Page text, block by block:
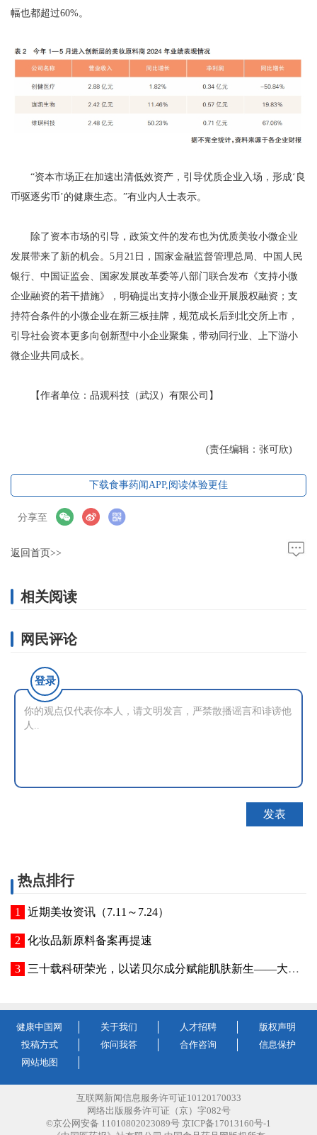
幅也都超过60%。
“资本市场正在加速出清低效资产，引导优质企业入场，形成‘良
币驱逐劣币’的健康生态。”有业内人士表示。
除了资本市场的引导，政策文件的发布也为优质美妆小微企业
发展带来了新的机会。5月21日，国家金融监督管理总局、中国人民
银行、中国证监会、国家发展改革委等八部门联合发布《支持小微
企业融资的若干措施》，明确提出支持小微企业开展股权融资；支
持符合条件的小微企业在新三板挂牌，规范成长后到北交所上市，
引导社会资本更多向创新型中小企业聚集，带动同行业、上下游小
微企业共同成长。
【作者单位：品观科技（武汉）有限公司】
(责任编辑：张可欣)
下载食事药闻APP,阅读体验更佳
分享至
返回首页>>
相关阅读
网民评论
登录
热点排行
近期美妆资讯（7.11～7.24）
化妆品新原料备案再提速
三十载科研荣光，以诺贝尔成分赋能肌肤新生——大连富勒烯药业深耕美业，打通生美医美全链路 富勒烯获得诺贝尔奖三十周年庆典
健康中国网 关于我们 人才招聘
版权声明
投稿方式
你问我答 合作咨询
信息保护
网站地图
互联网新闻信息服务许可证10120170033
网络出版服务许可证（京）字082号
©京公网安备 11010802023089号 京ICP备17013160号-1